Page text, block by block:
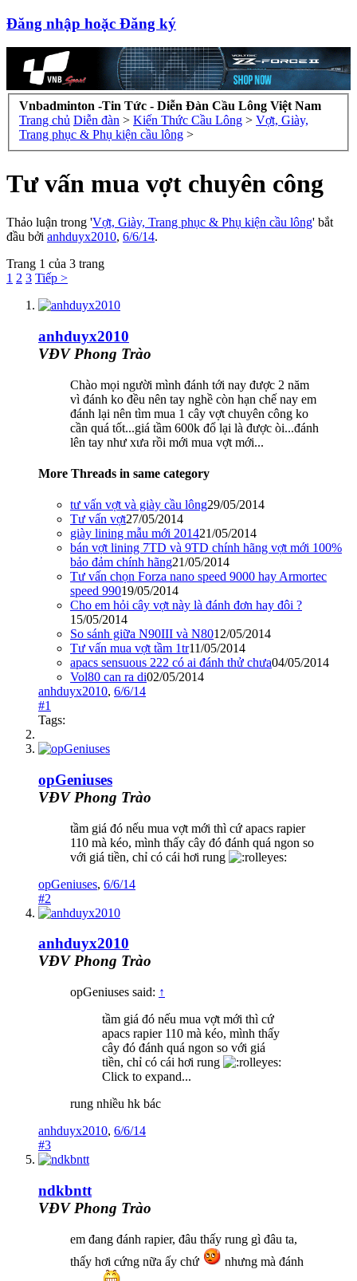
Đăng nhập hoặc Đăng ký
Vnbadminton -Tin Tức - Diễn Đàn Cầu Lông Việt Nam
Trang chủ Diễn đàn > Kiến Thức Cầu Lông > Vợt, Giày,
Trang phục & Phụ kiện cầu lông >
Tư vấn mua vợt chuyên công
Thảo luận trong 'Vợt, Giày, Trang phục & Phụ kiện cầu lông' bắt
đầu bởi anhduyx2010, 6/6/14.
Trang 1 của 3 trang
1 2 3 Tiếp >
anhduyx2010
VĐV Phong Trào
Chào mọi người mình đánh tới nay được 2 năm
vì đánh ko đều nên tay nghề còn hạn chế nay em
đánh lại nên tìm mua 1 cây vợt chuyên công ko
cần quá tốt...giá tầm 600k đổ lại là được òi...đánh
lên tay như xưa rồi mới mua vợt mới...
More Threads in same category
tư vấn vợt và giày cầu lông29/05/2014
Tư vấn vợt27/05/2014
giày lining mẫu mới 201421/05/2014
bán vợt lining 7TD và 9TD chính hãng vợt mới 100%
bảo đảm chính hãng21/05/2014
Tư vấn chọn Forza nano speed 9000 hay Armortec
speed 99019/05/2014
Cho em hỏi cây vợt này là đánh đơn hay đôi ?
15/05/2014
So sánh giữa N90III và N8012/05/2014
Tư vấn mua vợt tầm 1tr11/05/2014
apacs sensuous 222 có ai đánh thử chưa04/05/2014
Vol80 can ra di02/05/2014
anhduyx2010, 6/6/14
#1
Tags:
opGeniuses
VĐV Phong Trào
tầm giá đó nếu mua vợt mới thì cứ apacs rapier
110 mà kéo, mình thấy cây đó đánh quá ngon so
với giá tiền, chỉ có cái hơi rung
opGeniuses, 6/6/14
#2
anhduyx2010
VĐV Phong Trào
opGeniuses said: ↑
tầm giá đó nếu mua vợt mới thì cứ
apacs rapier 110 mà kéo, mình thấy
cây đó đánh quá ngon so với giá
tiền, chỉ có cái hơi rung
Click to expand...
rung nhiều hk bác
anhduyx2010, 6/6/14
#3
ndkbntt
VĐV Phong Trào
em đang đánh rapier, đâu thấy rung gì đâu ta,
thấy hơi cứng nữa ấy chứ
nhưng mà đánh